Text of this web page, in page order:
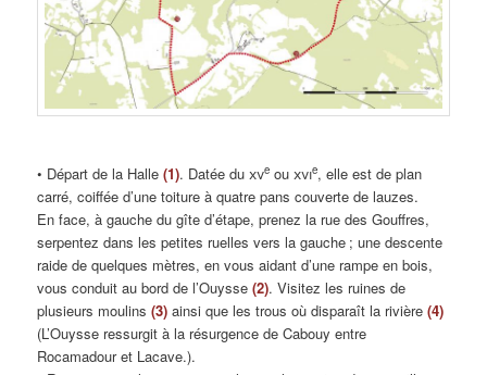
• Départ de la Halle(1). Datée duxve ouxvie, elle est de plan
carré, coiffée d’une toiture à quatre pans couverte de lauzes.
En face, à gauche du gîte d’étape, prenez la rue des Gouffres,
serpentez dans les petites ruelles vers la gauche ; une descente
raide de quelques mètres, en vous aidant d’une rampe en bois,
vous conduit au bord de l’Ouysse(2). Visitez les ruines de
plusieurs moulins(3) ainsi que les trous où disparaît la rivière(4)
(L’Ouysse ressurgit à la résurgence de Cabouy entre
Rocamadour et Lacave.).